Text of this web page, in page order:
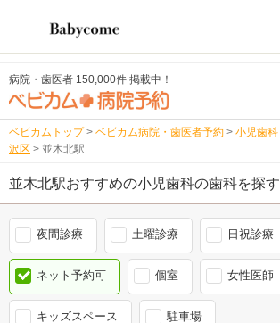
病院・歯医者 150,000件 掲載中！
ベビカムトップ > ベビカム病院・歯医者予約 > 小児歯科
沢区 > 並木北駅
並木北駅おすすめの小児歯科の歯科を探す
夜間診療 土曜診療 日祝診療
ネット予約可 個室 女性医師
キッズスペース 駐車場